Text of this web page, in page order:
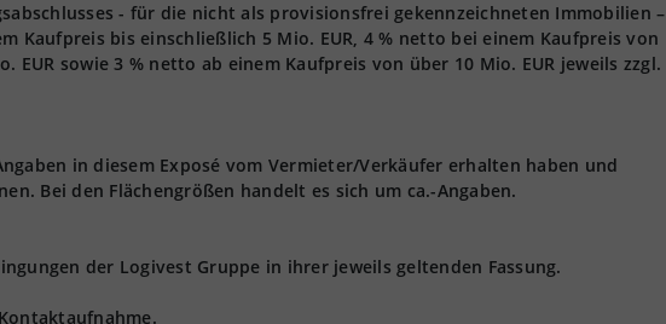
- für die nicht als provisionsfrei gekennzeichneten Immobilien –
Kaufpreis bis einschließlich 5 Mio. EUR, 4 % netto bei einem Kaufpreis von
EUR sowie 3 % netto ab einem Kaufpreis von über 10 Mio. EUR jeweils zzgl.
in diesem Exposé vom Vermieter/Verkäufer erhalten haben und
Bei den Flächengrößen handelt es sich um ca.-Angaben.
der Logivest Gruppe in ihrer jeweils geltenden Fassung.